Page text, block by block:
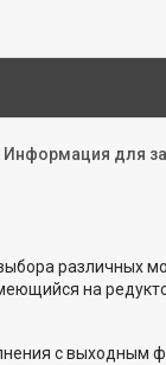
Информация для
различных
на
с выходным